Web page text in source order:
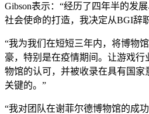
Gibson表示：“经历了四年半的发
社会使命的打造，我决定从BGI辞
“我为我们在短短三年内，将博物
豪，特别是在疫情期间。让游戏
物馆的认可，并被收录在具有国家
关键的。”
“我对团队在谢菲尔德博物馆的成